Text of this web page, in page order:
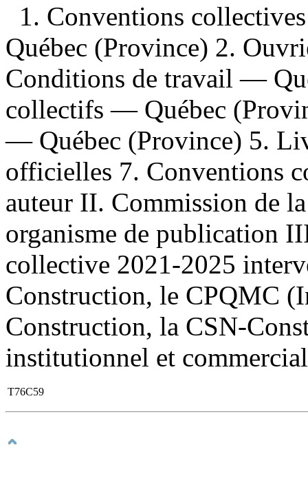
1. Conventions
Québec (Province) 2.
Conditions de travail —
collectifs — Québec
— Québec (Province) 5.
officielles 7. Conventions
auteur II. Commission de
organisme de publication
collective 2021-2025
Construction, le CPQMC
Construction, la CSN-
institutionnel et
T76C59